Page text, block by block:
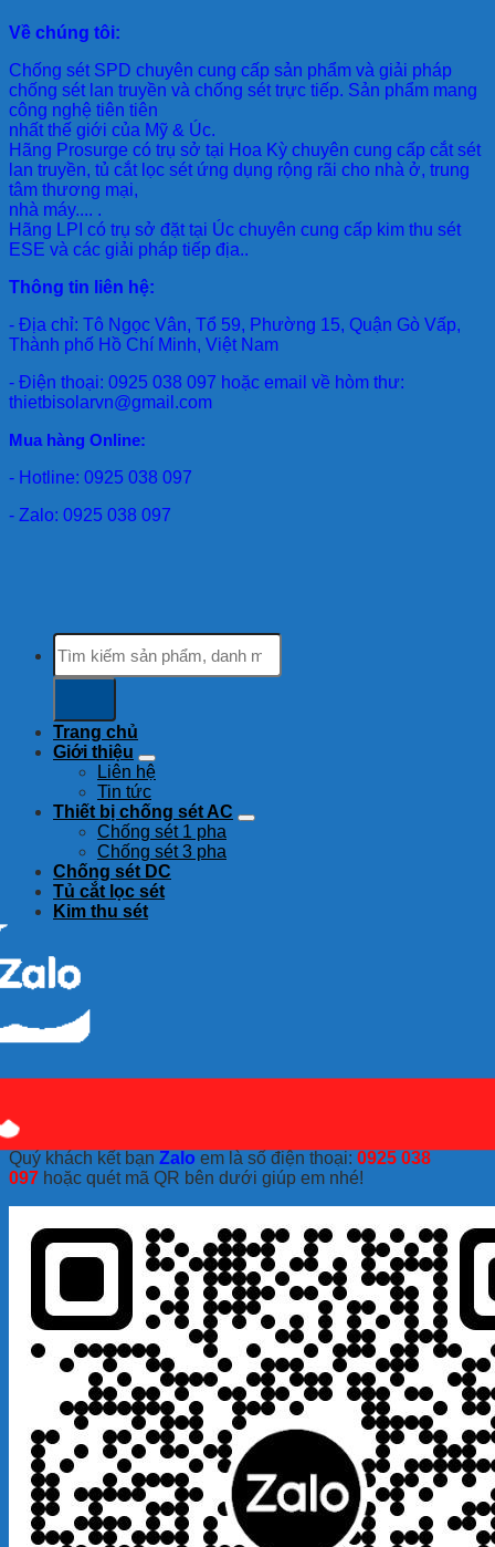
Về chúng tôi:
Chống sét SPD chuyên cung cấp sản phẩm và giải pháp
chống sét lan truyền và chống sét trực tiếp. Sản phẩm mang
công nghệ tiên tiên
nhất thế giới của Mỹ & Úc.
Hãng Prosurge có trụ sở tại Hoa Kỳ chuyên cung cấp cắt sét
lan truyền, tủ cắt lọc sét ứng dụng rộng rãi cho nhà ở, trung
tâm thương mại,
nhà máy.... .
Hãng LPI có trụ sở đặt tại Úc chuyên cung cấp kim thu sét
ESE và các giải pháp tiếp địa..
Thông tin liên hệ:
- Địa chỉ: Tô Ngọc Vân, Tổ 59, Phường 15, Quận Gò Vấp,
Thành phố Hồ Chí Minh, Việt Nam
- Điện thoại: 0925 038 097 hoặc email về hòm thư:
thietbisolarvn@gmail.com
Mua hàng Online:
- Hotline: 0925 038 097
- Zalo: 0925 038 097
Tìm
kiếm:
Trang chủ
Giới thiệu
Liên hệ
Tin tức
Thiết bị chống sét AC
Chống sét 1 pha
Chống sét 3 pha
Chống sét DC
Tủ cắt lọc sét
Kim thu sét
Quý khách kết bạn Zalo em là số điện thoại: 0925 038
097 hoặc quét mã QR bên dưới giúp em nhé!